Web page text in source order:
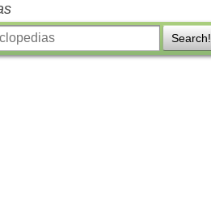
Search!